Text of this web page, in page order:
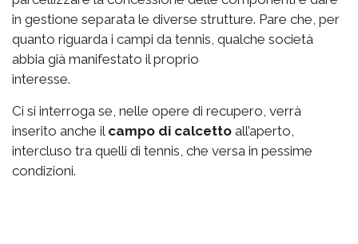
in gestione separata le diverse strutture. Pare che, per
quanto riguarda i campi da tennis, qualche società
abbia già manifestato il proprio
interesse.
Ci si interroga se, nelle opere di recupero, verrà
inserito anche il campo di calcetto all’aperto,
intercluso tra quelli di tennis, che versa in pessime
condizioni.